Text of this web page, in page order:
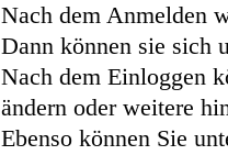
Nach dem Anmelden
Dann können sie sich
Nach dem Einloggen
ändern oder weitere
Ebenso können Sie